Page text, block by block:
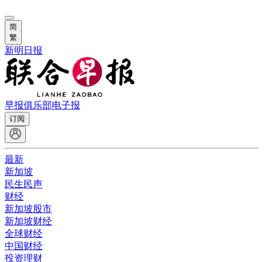
简
繁
新明日报
早报俱乐部电子报
订阅
最新
新加坡
民生民声
财经
新加坡股市
新加坡财经
全球财经
中国财经
投资理财